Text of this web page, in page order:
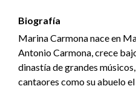
Biografía
Marina Carmona nace en
Antonio Carmona, crece
dinastía de grandes
cantaores como su abuelo